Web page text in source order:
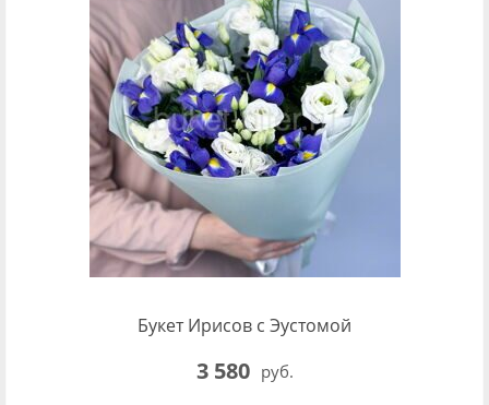
Букет Ирисов с Эустомой
3 580 руб.